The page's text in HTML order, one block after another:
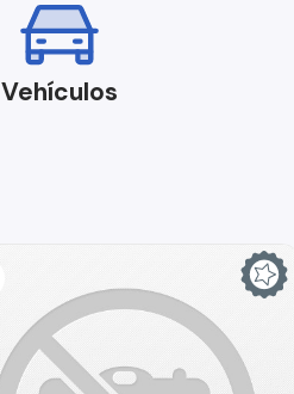
Vehículos